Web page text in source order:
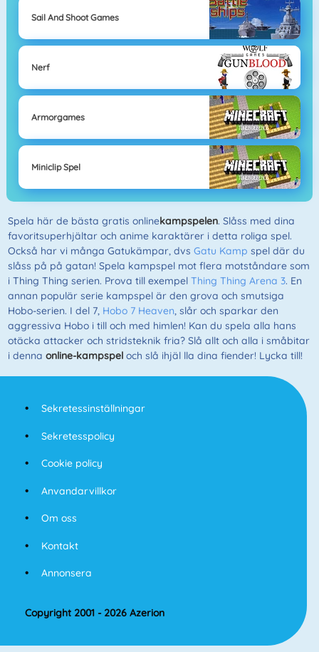
Sail And Shoot Games
Nerf
Armorgames
Miniclip Spel
Spela här de bästa gratis onlinekampspelen. Slåss med dina
favoritsuperhjältar och anime karaktärer i detta roliga spel.
Också har vi många Gatukämpar, dvs Gatu Kamp spel där du
slåss på på gatan! Spela kampspel mot flera motståndare som
i Thing Thing serien. Prova till exempel Thing Thing Arena 3. En
annan populär serie kampspel är den grova och smutsiga
Hobo-serien. I del 7, Hobo 7 Heaven, slår och sparkar den
aggressiva Hobo i till och med himlen! Kan du spela alla hans
otäcka attacker och stridsteknik fria? Slå allt och alla i småbitar
i denna online-kampspeloch slå ihjäl lla dina fiender! Lycka till!
Sekretessinställningar
Sekretesspolicy
Cookie policy
Anvandarvillkor
Om oss
Kontakt
Annonsera
Copyright 2001 - 2026 Azerion